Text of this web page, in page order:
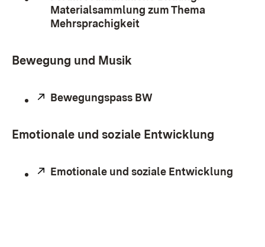
Materialsammlung zum Thema
Mehrsprachigkeit
Bewegung und Musik
Extern:
Bewegungspass BW
Emotionale und soziale Entwicklung
Extern:
Emotionale und soziale Entwicklung